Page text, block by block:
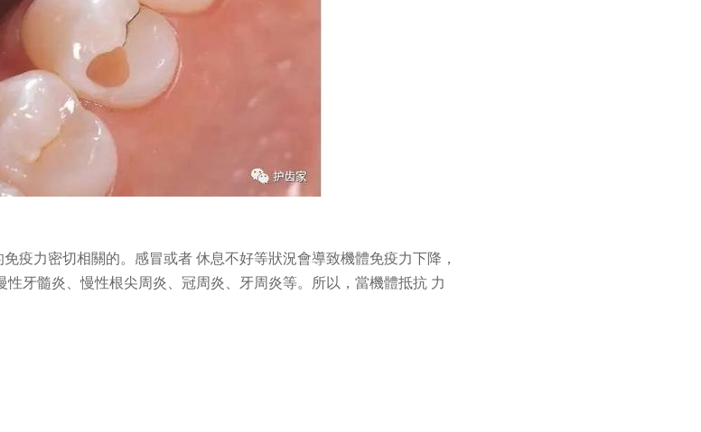
疫力密切相關的。感冒或者 休息不好等狀況會導致機體免疫力下降，
牙髓炎、慢性根尖周炎、冠周炎、牙周炎等。所以，當機體抵抗 力